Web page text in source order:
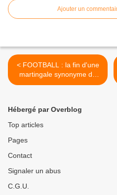
Ajouter un
< FOOTBALL : la fin d'une
martingale synonyme de
poule aux œufs d'or pour la
Hébergé par Overblog
Top articles
Pages
Contact
Signaler un abus
C.G.U.